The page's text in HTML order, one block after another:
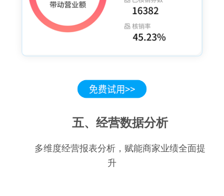
五、经营数据分析
多维度经营报表分析，赋能商家业绩全面提
升